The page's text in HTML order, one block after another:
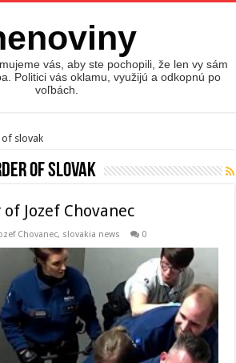
vás, aby ste pochopili, že len vy sám
Politici vás oklamu, využijú a odkopnú po
voľbách.
slovak
of slovak
Jozef Chovanec
Chovanec, slovakia news 0